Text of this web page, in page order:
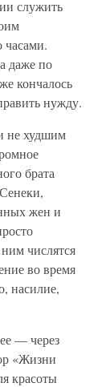
служить
часами.
даже по
кончалось
нужду.
не худшим
брата
жен и
числятся
во время
насилие,
— через
«Жизни
красоты